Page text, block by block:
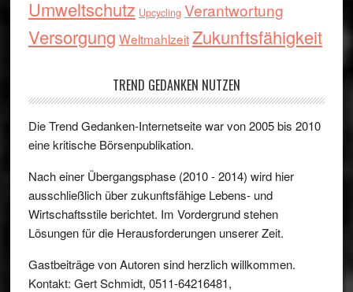
Umweltschutz Upcycling Verantwortung
Versorgung WeltmahlzeitZukunftsfähigkeit
TREND GEDANKEN NUTZEN
Die Trend Gedanken-Internetseite war von 2005 bis 2010
eine kritische Börsenpublikation.
Nach einer Übergangsphase (2010 - 2014) wird hier
ausschließlich über zukunftsfähige Lebens- und
Wirtschaftsstile berichtet. Im Vordergrund stehen
Lösungen für die Herausforderungen unserer Zeit.
Gastbeiträge von Autoren sind herzlich willkommen.
Kontakt: Gert Schmidt, 0511-64216481,